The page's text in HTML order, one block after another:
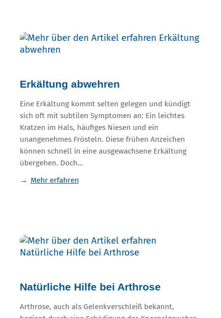
Erkältung abwehren
Eine Erkältung kommt selten gelegen und kündigt
sich oft mit subtilen Symptomen an: Ein leichtes
Kratzen im Hals, häufiges Niesen und ein
unangenehmes Frösteln. Diese frühen Anzeichen
können schnell in eine ausgewachsene Erkältung
übergehen. Doch…
Mehr erfahren
Natürliche Hilfe bei Arthrose
Arthrose, auch als Gelenkverschleiß bekannt,